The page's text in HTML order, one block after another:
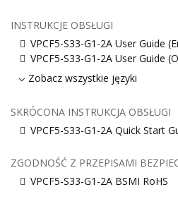
INSTRUKCJE OBSŁUGI
VPCF5-S33-G1-2A User Guide
VPCF5-S33-G1-2A User Guide
Zobacz wszystkie języki
SKRÓCONA INSTRUKCJA OBSŁUGI
VPCF5-S33-G1-2A Quick Start
ZGODNOŚĆ Z PRZEPISAMI
VPCF5-S33-G1-2A BSMI RoHS